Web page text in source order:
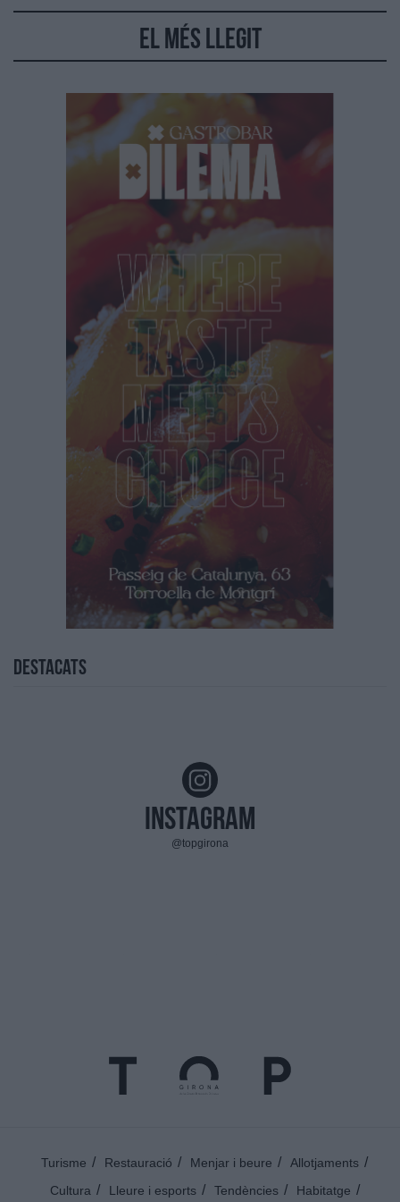
El més llegit
Destacats
Instagram
@topgirona
Turisme Restauració Menjar i beure
Allotjaments
Cultura
Lleure i esports Tendències Habitatge